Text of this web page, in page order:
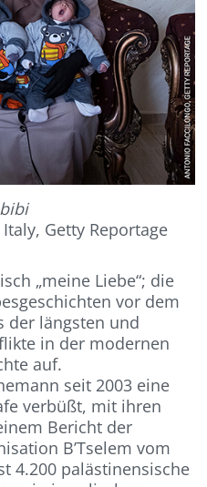
Italy, Getty Reportage
„meine Liebe“; die
vor dem
der längsten und
in der modernen
auf.
seit 2003 eine
verbüßt, mit ihren
Bericht der
B’Tselem vom
4.200 palästinensische